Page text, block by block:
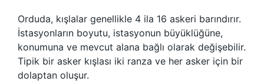
Orduda, kışlalar genellikle 4 ila 16 askeri barındırır.
İstasyonların boyutu, istasyonun büyüklüğüne,
konumuna ve mevcut alana bağlı olarak değişebilir.
Tipik bir asker kışlası iki ranza ve her asker için bir
dolaptan oluşur.